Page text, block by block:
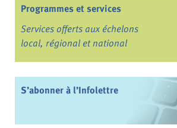
Programmes et services
Services offerts aux échelons
local, régional et national
S’abonner à l’Infolettre